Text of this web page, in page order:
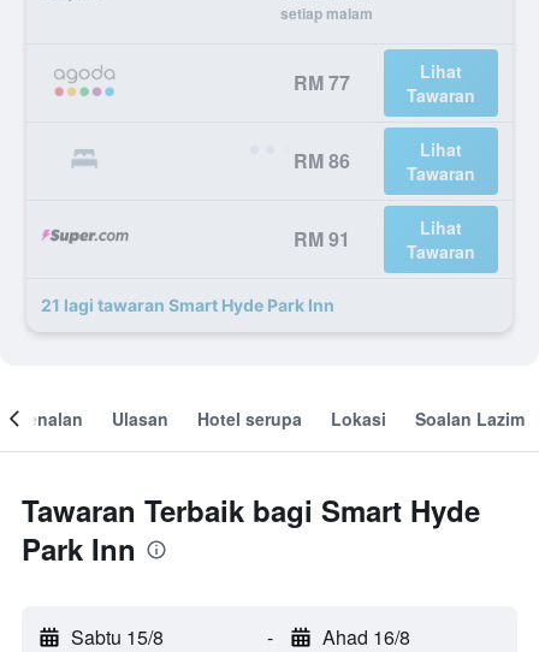
setiap malam
RM 77
Lihat
Tawaran
RM 86
Lihat
Tawaran
RM 91
Lihat
Tawaran
21 lagi tawaran Smart Hyde Park Inn
Ulasan Hotel serupa Lokasi Soalan Lazim
Tawaran Terbaik bagi Smart Hyde
Park Inn
Sabtu 15/8 - Ahad 16/8